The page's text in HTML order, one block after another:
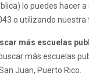
lo puedes hacer
o utilizando nuestra
más escuelas
más escuelas
Juan, Puerto Rico.